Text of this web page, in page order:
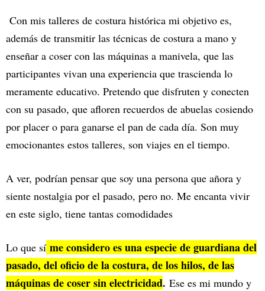
Con mis talleres de costura histórica mi objetivo es,
además de transmitir las técnicas de costura a mano y
enseñar a coser con las máquinas a manivela, que las
participantes vivan una experiencia que trascienda lo
meramente educativo. Pretendo que disfruten y conecten
con su pasado, que afloren recuerdos de abuelas cosiendo
por placer o para ganarse el pan de cada día. Son muy
emocionantes estos talleres, son viajes en el tiempo.
A ver, podrían pensar que soy una persona que añora y
siente nostalgia por el pasado, pero no. Me encanta vivir
en este siglo, tiene tantas comodidades
Lo que sí me considero es una especie de guardiana del
pasado, del oficio de la costura, de los hilos, de las
máquinas de coser sin electricidad. Ese es mi mundo y